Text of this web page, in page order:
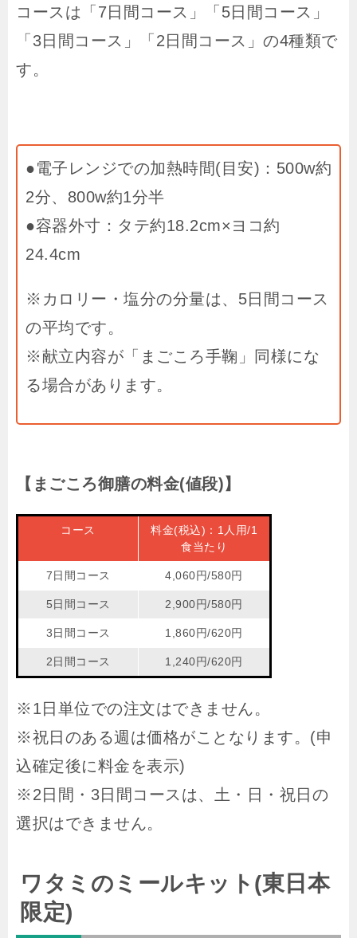
コースは「7日間コース」「5日間コース」
「3日間コース」「2日間コース」の4種類で
す。
●電子レンジでの加熱時間(目安)：500w約
2分、800w約1分半
●容器外寸：タテ約18.2cm×ヨコ約
24.4cm
※カロリー・塩分の分量は、5日間コース
の平均です。
※献立内容が「まごころ手鞠」同様にな
る場合があります。
【まごころ御膳の料金(値段)】
コース
料金(税込)：1人用/1
食当たり
7日間コース 4,060円/580円
5日間コース 2,900円/580円
3日間コース 1,860円/620円
2日間コース 1,240円/620円
※1日単位での注文はできません。
※祝日のある週は価格がことなります。(申
込確定後に料金を表示)
※2日間・3日間コースは、土・日・祝日の
選択はできません。
ワタミのミールキット(東日本
限定)